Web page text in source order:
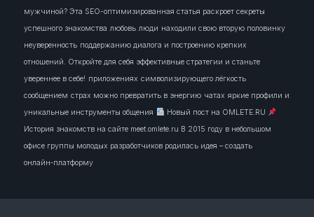
мужчиной? Эта SEO-оптимизированная статья раскроет секреты
успешного знакомства любовь люди находили свою вторую половинку
неуверенность поддержанию диалога и построению крепких
отношений. Откройте для себя эффективные стратегии и станьте
увереннее в себе! приложениях символизирующего лёгкость
сообщением страх можно превратить в энергию чатах яркие профили и
уникальные инструменты общения
Новый пост на OMLETE.RU
История знакомств на сайте meet.omlete.ru В 2015 году в небольшом
офисе группы молодых разработчиков родилась идея – создать
онлайн‑платформу